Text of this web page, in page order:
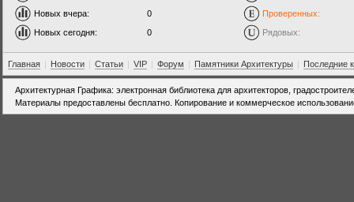
Новых вчера:
0
Новых сегодня:
0
Проверенных:
Рядовых:
Главная | Новости | Статьи | VIP | Форум | Памятники Архитектуры | Последние
Архитектурная Графика: электронная библиотека для архитекторов,
Материалы предоставлены бесплатно. Копирование и коммерческое